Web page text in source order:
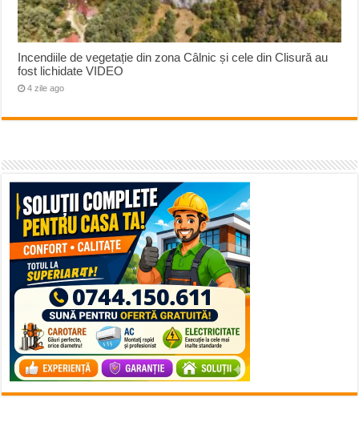
Incendiile de vegetație din zona Câlnic și cele din Clisură au
fost lichidate VIDEO
4 zile ago